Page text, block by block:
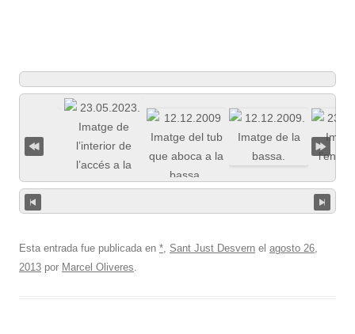
Esta entrada fue publicada en *, Sant Just Desvern el agosto 26,
2013 por Marcel Oliveres.